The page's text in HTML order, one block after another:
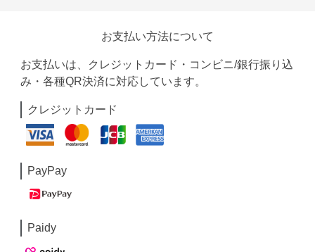
お支払い方法について
お支払いは、クレジットカード・コンビニ/銀行振り込
み・各種QR決済に対応しています。
クレジットカード
PayPay
Paidy